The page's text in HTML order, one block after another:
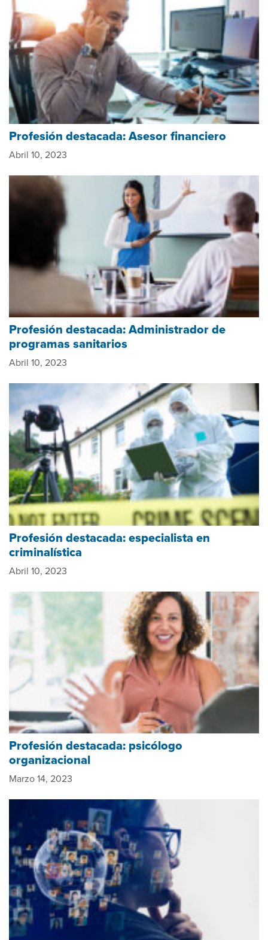
Profesión destacada: Asesor financiero
Abril 10, 2023
Profesión destacada: Administrador de
programas sanitarios
Abril 10, 2023
Profesión destacada: especialista en
criminalística
Abril 10, 2023
Profesión destacada: psicólogo
organizacional
Marzo 14, 2023